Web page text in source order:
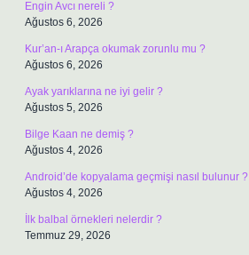
Engin Avcı nereli ?
Ağustos 6, 2026
Kur’an-ı Arapça okumak zorunlu mu ?
Ağustos 6, 2026
Ayak yarıklarına ne iyi gelir ?
Ağustos 5, 2026
Bilge Kaan ne demiş ?
Ağustos 4, 2026
Android’de kopyalama geçmişi nasıl bulunur ?
Ağustos 4, 2026
İlk balbal örnekleri nelerdir ?
Temmuz 29, 2026